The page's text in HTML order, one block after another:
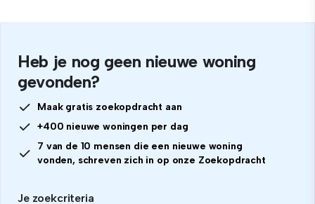
Heb je nog geen nieuwe woning
gevonden?
Maak gratis zoekopdracht aan
+400 nieuwe woningen per dag
7 van de 10 mensen die een nieuwe woning
vonden, schreven zich in op onze Zoekopdracht
Je zoekcriteria